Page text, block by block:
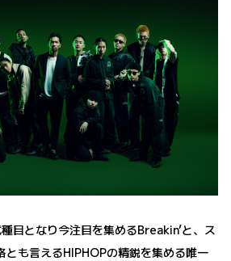
目となり今注目を集めるBreakin’と、ス
とも言えるHIPHOPの精鋭を集める唯一